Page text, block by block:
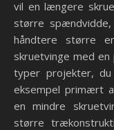
vil en længere
større
håndtere større
skruetvinge med
typer projekter,
eksempel primært
en mindre
større